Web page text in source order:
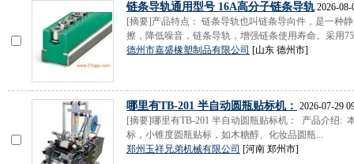
链条导轨通用型号 16A高分子链条导轨 2026-08-
[摘要]产品特点： 链条导轨也叫链条导向件，是一种
擦，降低噪音，链条导轨，增强链条使用寿命。采用
德州市嘉盛橡塑制品有限公司 [山东 德州市]
哪里有TB-201 半自动圆瓶贴标机： 2026-07-29
[摘要]哪里有TB-201 半自动圆瓶贴标机： 产品介绍:
标，小锥度圆瓶贴标，如木糖醇、化妆品圆瓶...
郑州玉祥兄弟机械有限公司 [河南 郑州市]